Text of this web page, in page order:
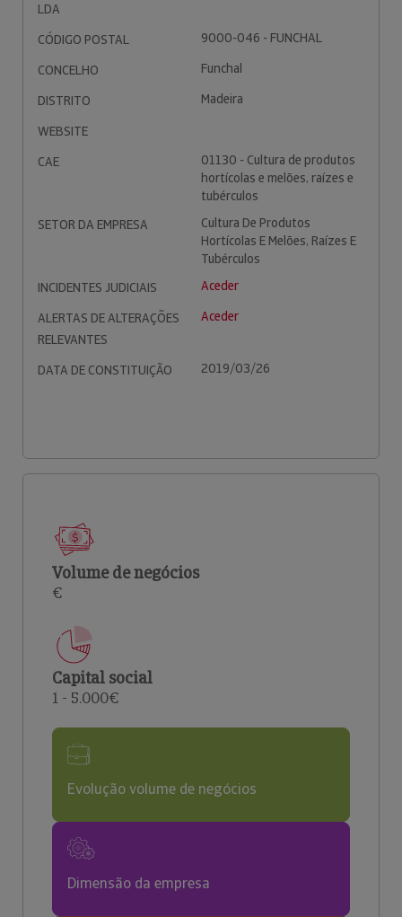
LDA
CÓDIGO POSTAL
9000-046 - FUNCHAL
CONCELHO
Funchal
DISTRITO
Madeira
WEBSITE
CAE
01130 - Cultura de produtos
hortícolas e melões, raízes e
tubérculos
SETOR DA EMPRESA
Cultura De Produtos
Hortícolas E Melões, Raízes E
Tubérculos
INCIDENTES JUDICIAIS
Aceder
ALERTAS DE ALTERAÇÕES
RELEVANTES
Aceder
DATA DE CONSTITUIÇÃO 2019/03/26
Volume de negócios
€
Capital social
1 - 5.000€
Evolução volume de negócios
Dimensão da empresa